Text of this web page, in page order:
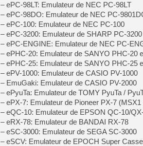
– ePC-98LT: Emulateur de NEC PC-98LT
– ePC-98DO: Emulateur de NEC PC-
– ePC-100: Emulateur de NEC PC-100
– ePC-3200: Emulateur de SHARP PC-3200
– ePC-ENGINE: Emulateur de NEC PC-
– ePHC-20: Emulateur de SANYO PHC-20
– ePHC-25: Emulateur de SANYO PHC-25
– ePV-1000: Emulateur de CASIO PV-1000
– EmuGaki: Emulateur de CASIO PV-2000
– ePyuTa: Emulateur de TOMY PyuTa /
– ePX-7: Emulateur de Pioneer PX-7
– eQC-10: Emulateur de EPSON QC-10/
– eRX-78: Emulateur de BANDAI RX-78
– eSC-3000: Emulateur de SEGA SC-3000
– eSCV: Emulateur de EPOCH Super